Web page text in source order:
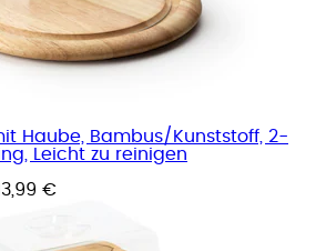
Haube, Bambus/Kunststoff, 2-
Leicht zu reinigen
€